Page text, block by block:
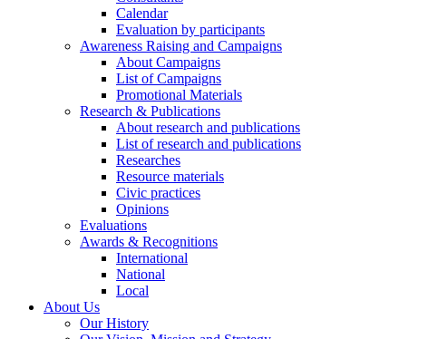
Calendar
Evaluation by participants
Awareness Raising and Campaigns
About Campaigns
List of Campaigns
Promotional Materials
Research & Publications
About research and publications
List of research and publications
Researches
Resource materials
Civic practices
Opinions
Evaluations
Awards & Recognitions
International
National
Local
About Us
Our History